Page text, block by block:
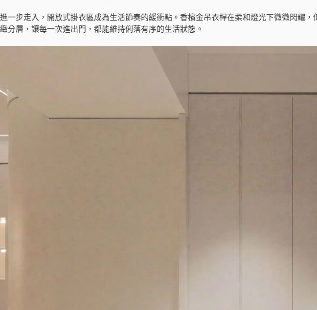
進一步走入，開放式掛衣區成為生活節奏的緩衝點。香檳金吊衣桿在柔和燈光下微微閃耀
緻分層，讓每一次進出門，都能維持俐落有序的生活狀態。